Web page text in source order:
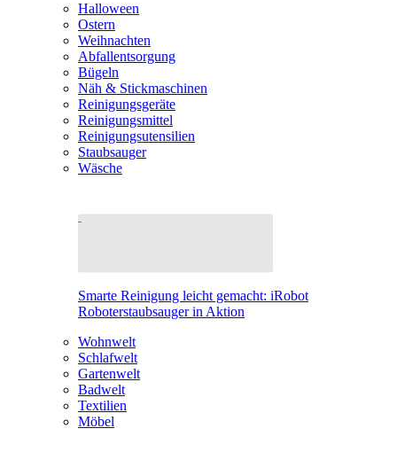
Halloween
Ostern
Weihnachten
Abfallentsorgung
Bügeln
Näh & Stickmaschinen
Reinigungsgeräte
Reinigungsmittel
Reinigungsutensilien
Staubsauger
Wäsche
Smarte Reinigung leicht gemacht: iRobot
Roboterstaubsauger in Aktion
Wohnwelt
Schlafwelt
Gartenwelt
Badwelt
Textilien
Möbel